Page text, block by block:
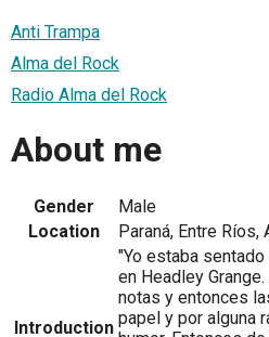
Anti Trampa
Alma del Rock
Radio Alma del Rock
About me
Gender
Male
Location
Paraná, Entre Ríos,
Introduction
"Yo estaba
en Headley
notas y entonces
papel y por alguna